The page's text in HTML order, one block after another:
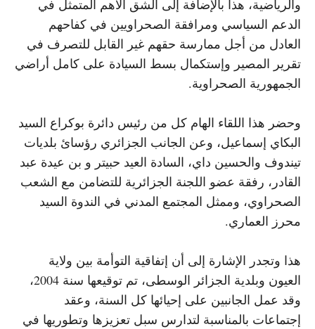
والرياضية، هذا بالإضافة إلى الشق الأهم المتمثل في
الدعم السياسي ومرافقة الصحراويين في كفاحهم
العادل من أجل ممارسة حقهم غير القابل للتصرف في
تقرير المصير وإستكمال بسط السيادة على كامل أراضي
الجمهورية الصحراوية.
وحضر هذا اللقاء الهام كل من رئيس دائرة بوكراع السيد
البكاي إسماعيل، وعن الجانب الجزائري رؤسائ بلديات
تيندوف والحسين داي، السادة العيد حبيتر و بن عيدة عبد
القادر، رفقة عضو اللجنة الجزائرية للتضامن مع الشعب
الصحراوي، وممثل المجتمع المدني في الندوة السيد
محرز العماري.
هذا وتجدر الإشارة إلى أن إتفاقية التوأمة بين ولاية
العيون وبلدية الجزائر الوسطى، تم توقيعها سنة 2004،
وقد عمل الجانبين على إحيائها كل السنة، وعقد
إجتماعات بالمناسبة لتدارس سبل تعزيزها وتطوريها في